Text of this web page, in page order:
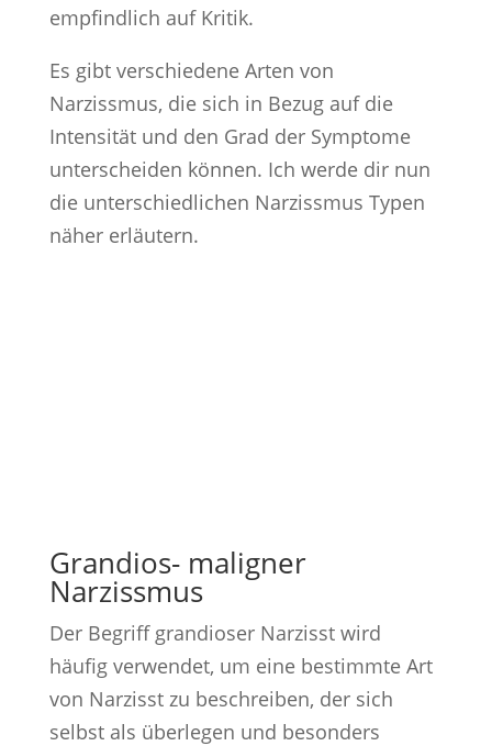
empfindlich auf Kritik.
Es gibt verschiedene Arten von
Narzissmus, die sich in Bezug auf die
Intensität und den Grad der Symptome
unterscheiden können. Ich werde dir nun
die unterschiedlichen Narzissmus Typen
näher erläutern.
Grandios- maligner
Narzissmus
Der Begriff grandioser Narzisst wird
häufig verwendet, um eine bestimmte Art
von Narzisst zu beschreiben, der sich
selbst als überlegen und besonders